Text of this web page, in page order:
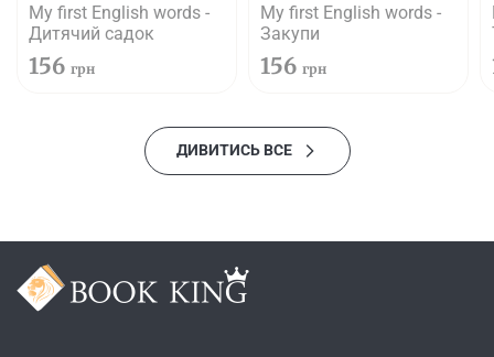
My first English words -
Дитячий садок
156 грн
My first English words -
Закупи
156 грн
ДИВИТИСЬ ВСЕ